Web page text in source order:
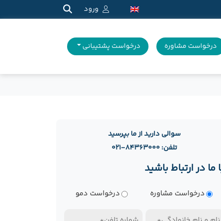
ورود
درخواست مشاوره درخواست پشتیبانی
سوالی دارید از ما بپرسید
تلفن: ۸۴۳۶۳۰۰۰-۰۲۱
ما در ارتباط باشید
نوع
درخواست مشاوره درخواست دمو
نام
تلفن